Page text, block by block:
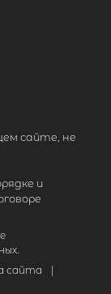
сайте, не
и
сайта